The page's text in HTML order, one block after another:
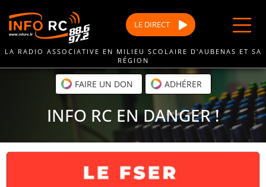
au
contenu
LE DIRECT
LA RADIO ASSOCIATIVE EN MILIEU SCOLAIRE D'AUBENAS ET SA
RÉGION
FAIRE UN DON ADHÉRER
INFO RC EN DANGER !